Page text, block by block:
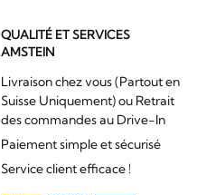
QUALITÉ ET SERVICES
AMSTEIN
Livraison chez vous (Partout en
Suisse Uniquement) ou Retrait
des commandes au Drive-In
Paiement simple et sécurisé
Service client efficace !